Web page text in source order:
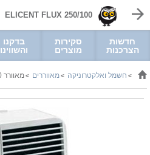
ELICENT FLUX 250/100
חדשות
הצרכנות
סקירות
מוצרים
בדקנו
והשווינו
> חשמל ואלקטרוניקה >מאווררים >מאוורר ELICENT FLUX 250/100